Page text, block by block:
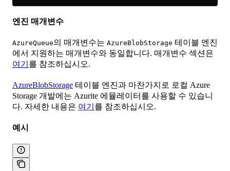
엔진 매개변수
AzureQueue의 매개변수는 AzureBlobStorage 테이블 엔진
에서 지원하는 매개변수와 동일합니다. 매개변수 섹션은
여기 를 참조하십시오.
AzureBlobStorage 테이블 엔진과 마찬가지로 로컬 Azure
Storage 개발에는 Azurite 에뮬레이터를 사용할 수 있습니
다. 자세한 내용은 여기 를 참조하십시오.
예시